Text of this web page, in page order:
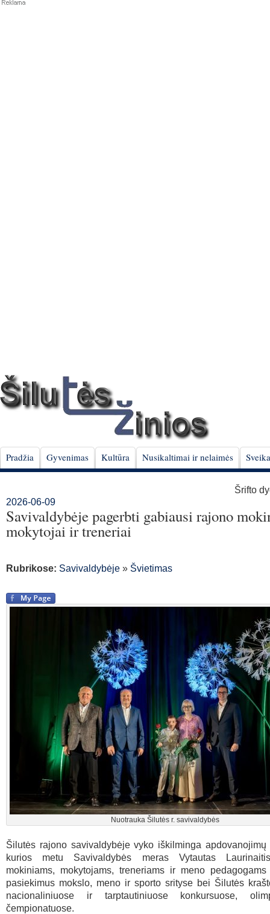
Pradžia Gyvenimas Kultūra Nusikaltimai ir nelaimės
Šrifto
2026-06-09
Savivaldybėje pagerbti gabiausi rajono
mokytojai ir treneriai
Rubrikose: Savivaldybėje » Švietimas
Nuotrauka Šilutės r. savivaldybės
Šilutės rajono savivaldybėje vyko iškilminga apdovanojimų
kurios metu Savivaldybės meras Vytautas
mokiniams, mokytojams, treneriams ir meno
pasiekimus mokslo, meno ir sporto srityse bei Šilutės
nacionaliniuose ir tarptautiniuose konkursuose,
čempionatuose.